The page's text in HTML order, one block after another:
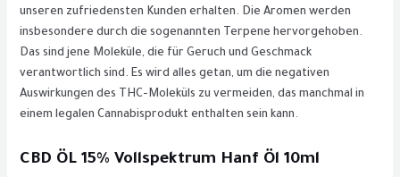
unseren zufriedensten Kunden erhalten. Die Aromen werden
insbesondere durch die sogenannten Terpene hervorgehoben.
Das sind jene Moleküle, die für Geruch und Geschmack
verantwortlich sind. Es wird alles getan, um die negativen
Auswirkungen des THC-Moleküls zu vermeiden, das manchmal in
einem legalen Cannabisprodukt enthalten sein kann.
CBD ÖL 15% Vollspektrum Hanf Öl 10ml